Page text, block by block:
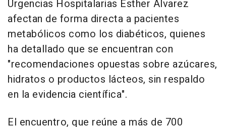
Urgencias Hospitalarias Esther Álvarez
afectan de forma directa a pacientes
metabólicos como los diabéticos, quienes
ha detallado que se encuentran con
"recomendaciones opuestas sobre azúcares,
hidratos o productos lácteos, sin respaldo
en la evidencia científica".
El encuentro, que reúne a más de 700